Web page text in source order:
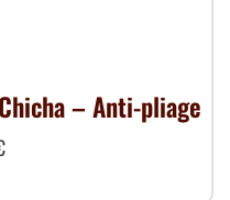
– Anti-pliage